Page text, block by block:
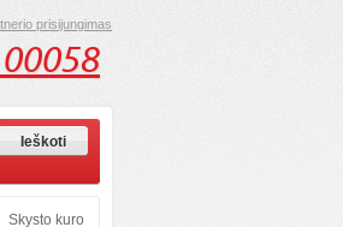
prisijungimas
Skysto kuro